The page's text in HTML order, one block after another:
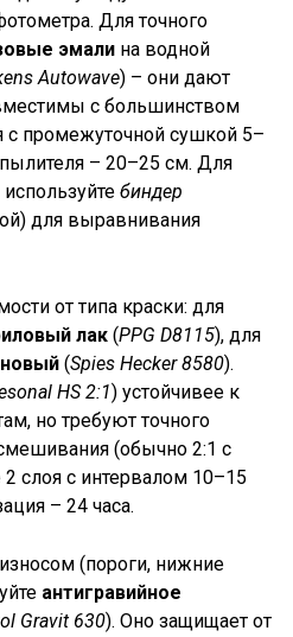
Для точного
эмали на водной
Autowave) – они дают
с большинством
с промежуточной сушкой 5–
– 20–25 см. Для
используйтебиндер
для выравнивания
от типа краски: для
лак (PPG D8115), для
(Spies Hecker 8580).
HS 2:1) устойчивее к
но требуют точного
(обычно 2:1 с
слоя с интервалом 10–15
– 24 часа.
(пороги, нижние
антигравийное
Gravit 630). Оно защищает от